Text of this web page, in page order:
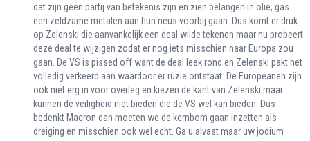
dat zijn geen partij van betekenis zijn en zien belangen in olie, gas
een zeldzame metalen aan hun neus voorbij gaan. Dus komt er druk
op Zelenski die aanvankelijk een deal wilde tekenen maar nu probeert
deze deal te wijzigen zodat er nog iets misschien naar Europa zou
gaan. De VS is pissed off want de deal leek rond en Zelenski pakt het
volledig verkeerd aan waardoor er ruzie ontstaat. De Europeanen zijn
ook niet erg in voor overleg en kiezen de kant van Zelenski maar
kunnen de veiligheid niet bieden die de VS wel kan bieden. Dus
bedenkt Macron dan moeten we de kernbom gaan inzetten als
dreiging en misschien ook wel echt. Ga u alvast maar uw jodium